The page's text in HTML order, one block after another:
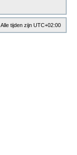
Alle tijden zijn UTC+02:00